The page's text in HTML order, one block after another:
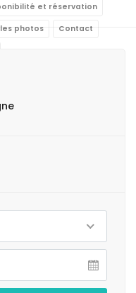
et réservation
photos Contact